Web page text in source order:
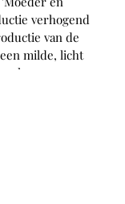
verhogend
van de
milde, licht